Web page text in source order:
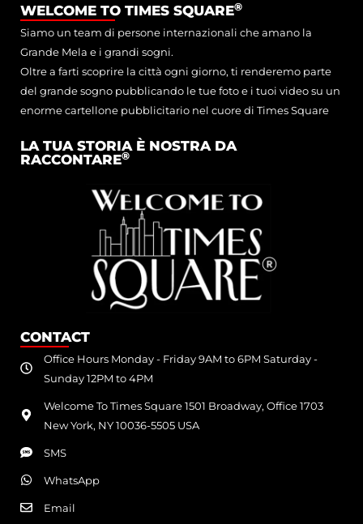
WELCOME TO TIMES SQUARE®
Siamo un team di persone internazionali che amano la
Grande Mela e i grandi sogni.
Oltre a farti scoprire la città ogni giorno, ti renderemo parte
del grande sogno pubblicando le tue foto e i tuoi video su un
enorme cartellone pubblicitario nel cuore di Times Square
LA TUA STORIA È NOSTRA DA
RACCONTARE®
CONTACT
Office Hours Monday - Friday 9AM to 6PM Saturday -
Sunday 12PM to 4PM
Welcome To Times Square 1501 Broadway, Office 1703
New York, NY 10036-5505 USA
SMS
WhatsApp
Email